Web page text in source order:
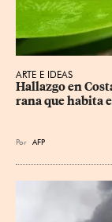
ARTE E IDEAS
Hallazgo en
rana que habita
Por AFP